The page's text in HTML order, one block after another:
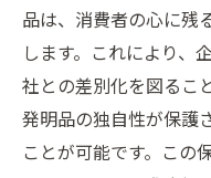
品は、消費者の心に残
します。これにより、
社との差別化を図るこ
発明品の独自性が保護
ことが可能です。この